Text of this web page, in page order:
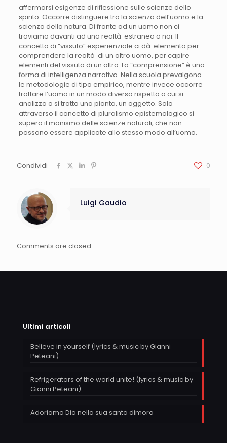
affermarsi esigenze di riflessione sulle scienze dello
spirito. Occorre distinguere tra la scienza dell’uomo e la
scienza della natura. Di fronte ad un uomo non ci
troviamo davanti ad una realtà estranea a noi. Il
concetto di “vissuto” esperienziale ci dà elemento per
comprendere la realtà di un altro uomo, per capire
elementi del vissuto di un altro. La “comprensione” è una
forma di intelligenza narrativa. Nella scuola prevalgono
le metodologie di tipo empirico, mentre invece occorre
trattare l’uomo in un modo diverso rispetto a cui si
analizza o si tratta una pianta, un oggetto. Solo
attraverso il concetto di pluralismo epistemologico si
supera il monismo delle scienze naturali, che non
possono essere applicate allo stesso modo all’uomo.
Condividi 0
Luigi Gaudio
Comments are closed.
Ultimi articoli
Believe in yourself (lyrics & music by Gianni
Peteani)
Refrigerators of the world unite! (lyrics & music by
Gianni Peteani)
Adoriamo Dio nella sua santa dimora